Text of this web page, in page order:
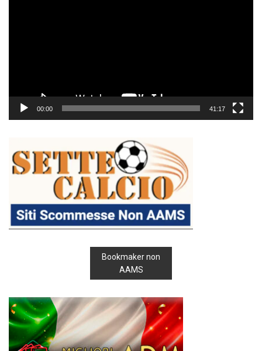
00:00 41:17
Bookmaker non
AAMS